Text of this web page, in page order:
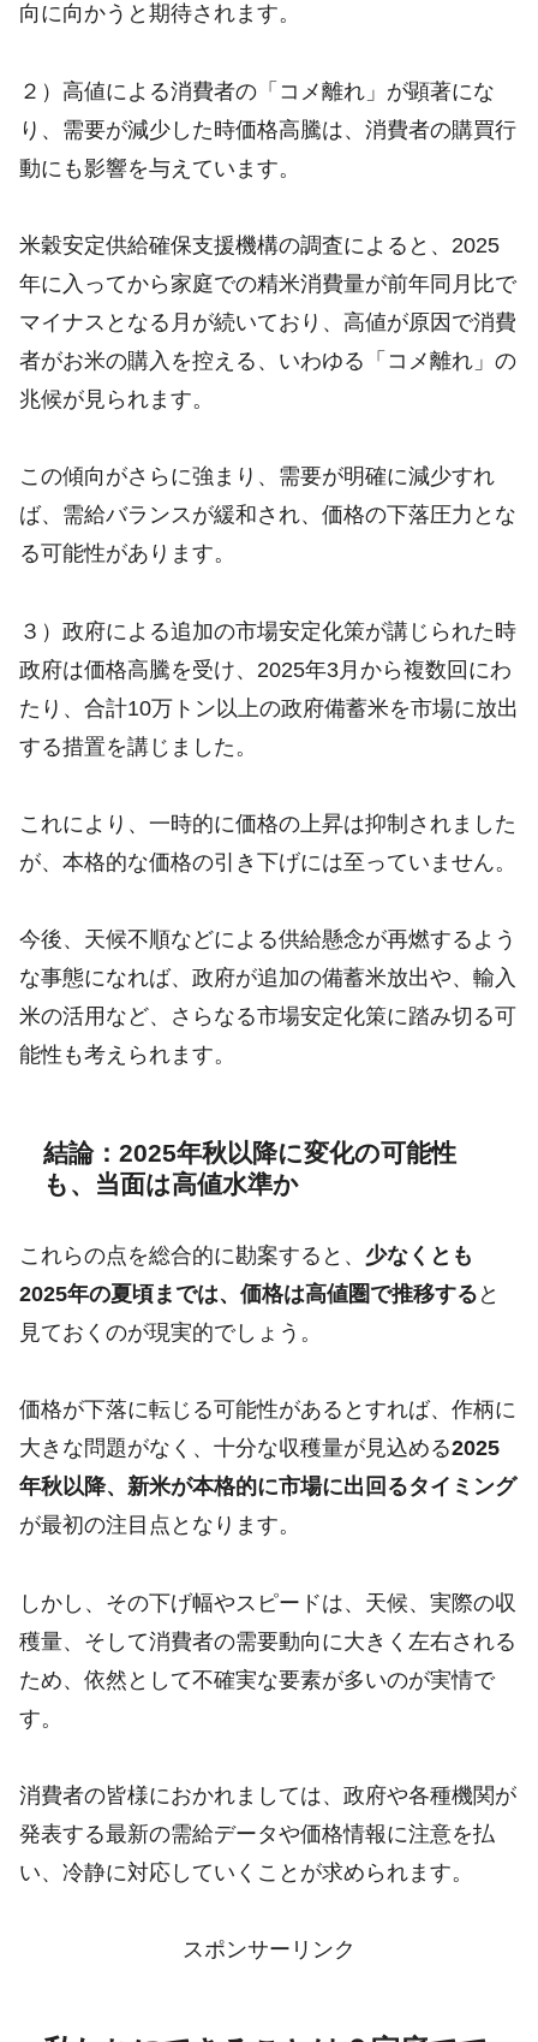
向に向かうと期待されます。
２）高値による消費者の「コメ離れ」が顕著にな
り、需要が減少した時価格高騰は、消費者の購買行
動にも影響を与えています。
米穀安定供給確保支援機構の調査によると、2025
年に入ってから家庭での精米消費量が前年同月比で
マイナスとなる月が続いており、高値が原因で消費
者がお米の購入を控える、いわゆる「コメ離れ」の
兆候が見られます。
この傾向がさらに強まり、需要が明確に減少すれ
ば、需給バランスが緩和され、価格の下落圧力とな
る可能性があります。
３）政府による追加の市場安定化策が講じられた時
政府は価格高騰を受け、2025年3月から複数回にわ
たり、合計10万トン以上の政府備蓄米を市場に放出
する措置を講じました。
これにより、一時的に価格の上昇は抑制されました
が、本格的な価格の引き下げには至っていません。
今後、天候不順などによる供給懸念が再燃するよう
な事態になれば、政府が追加の備蓄米放出や、輸入
米の活用など、さらなる市場安定化策に踏み切る可
能性も考えられます。
結論：2025年秋以降に変化の可能性
も、当面は高値水準か
これらの点を総合的に勘案すると、 少なくとも
2025年の夏頃までは、価格は高値圏で推移する と
見ておくのが現実的でしょう。
価格が下落に転じる可能性があるとすれば、作柄に
大きな問題がなく、十分な収穫量が見込める2025
年秋以降、新米が本格的に市場に出回るタイミング
が最初の注目点となります。
しかし、その下げ幅やスピードは、天候、実際の収
穫量、そして消費者の需要動向に大きく左右される
ため、依然として不確実な要素が多いのが実情で
す。
消費者の皆様におかれましては、政府や各種機関が
発表する最新の需給データや価格情報に注意を払
い、冷静に対応していくことが求められます。
スポンサーリンク